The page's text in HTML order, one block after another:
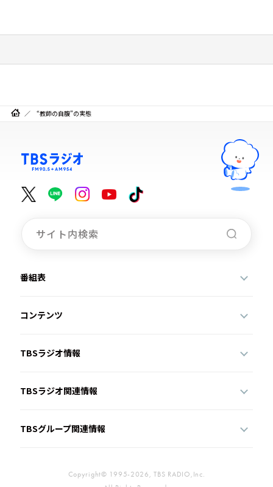
“教師の自腹”の実態
番組表
コンテンツ
TBSラジオ情報
TBSラジオ関連情報
TBSグループ関連情報
Copyright© 1995-2026, TBS RADIO,Inc.